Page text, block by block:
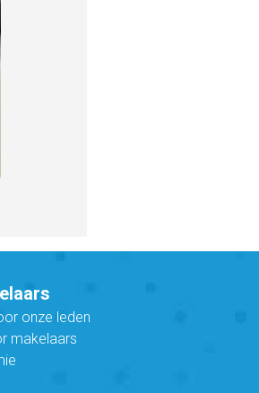
onze leden
makelaars